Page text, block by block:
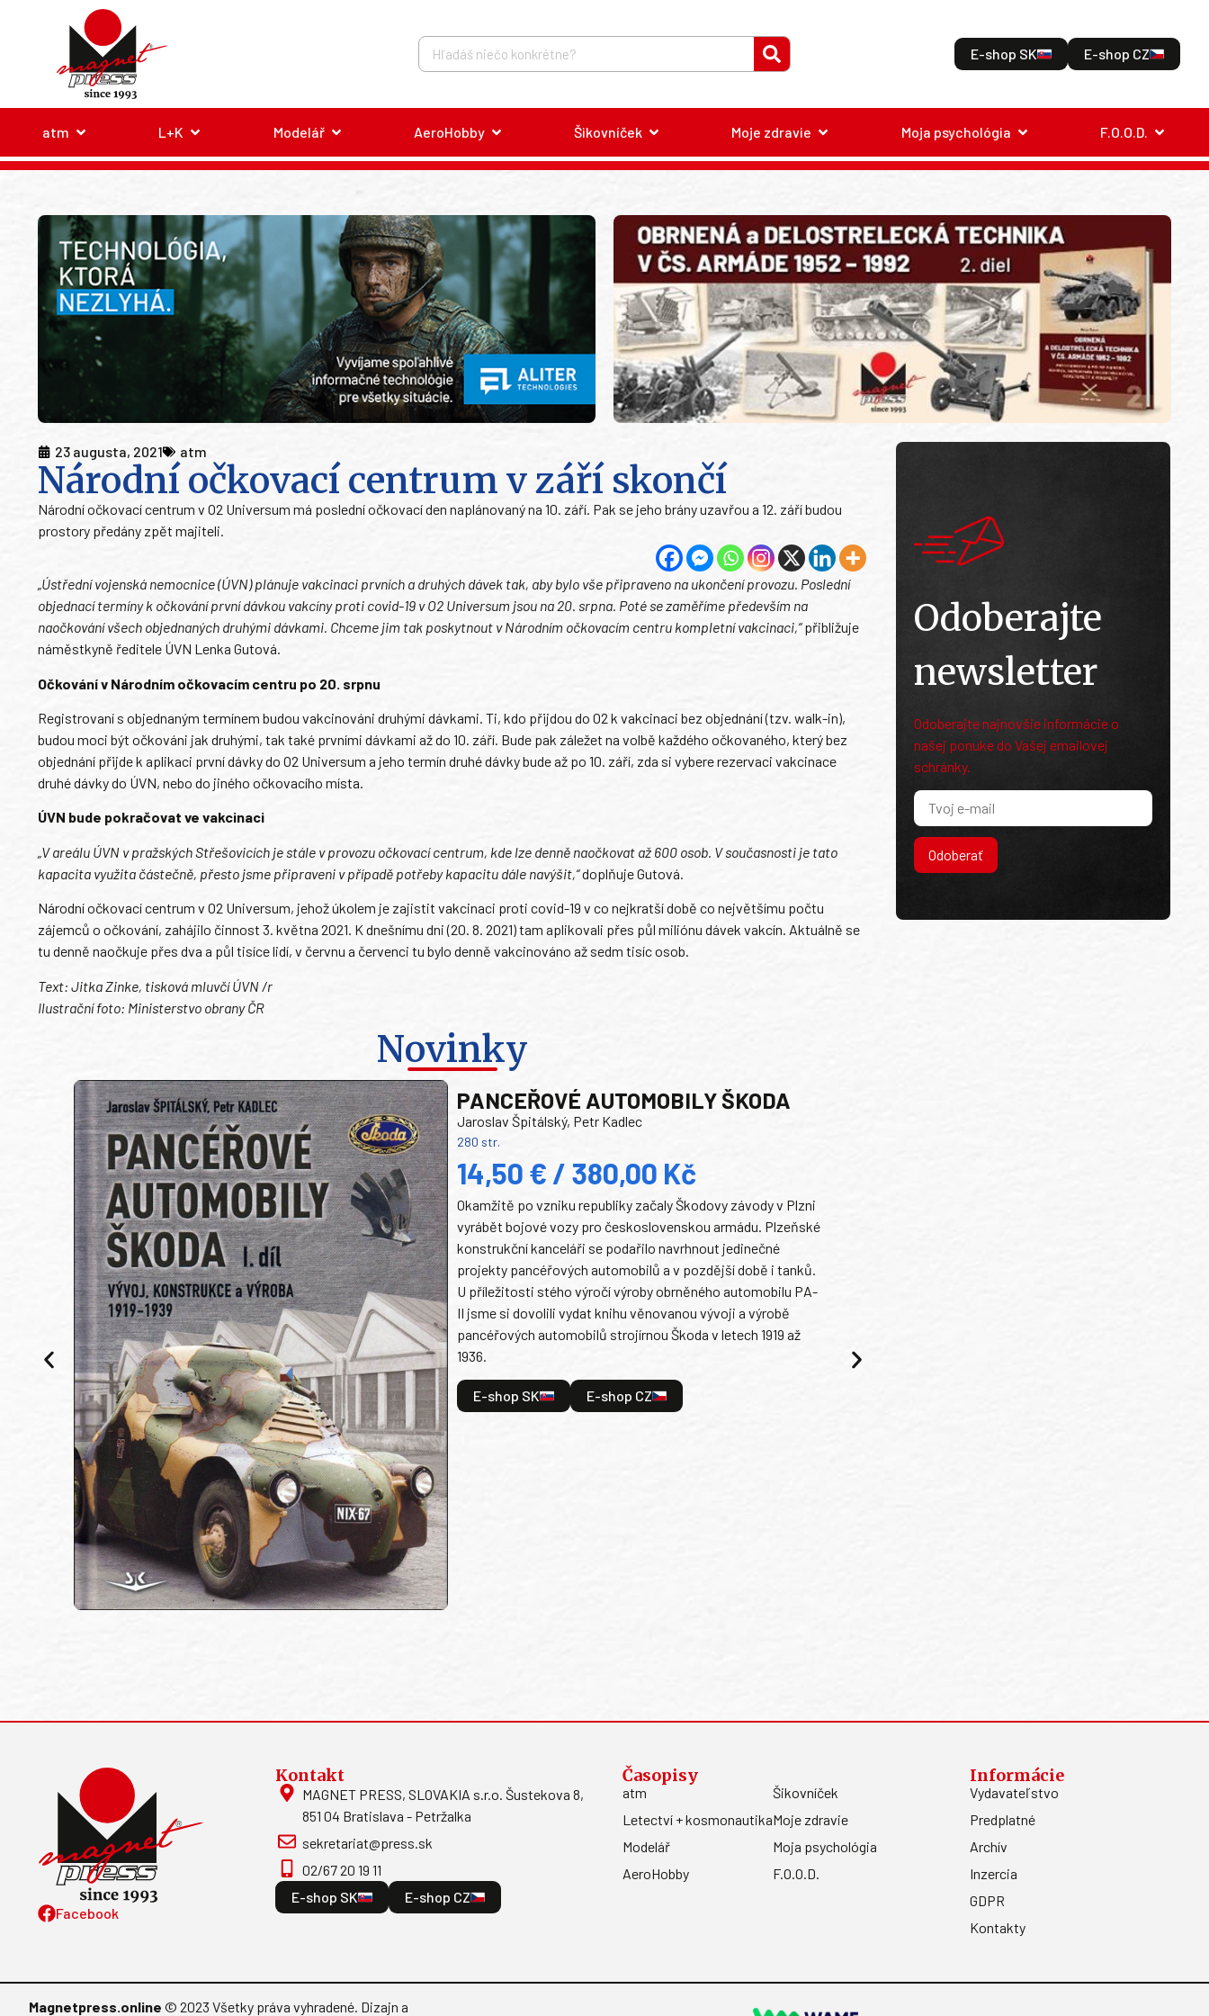
E-shop SK E-shop CZ
atm L+K Modelář AeroHobby Šikovníček Moje zdravie Moja psychológia F.O.O.D.
23 augusta, 2021 atm
Národní očkovací centrum v září skončí
Národní očkovací centrum v O2 Universum má poslední očkovací den naplánovaný na 10. září. Pak se jeho brány uzavřou a 12. září budou
prostory předány zpět majiteli.
„Ústřední vojenská nemocnice (ÚVN) plánuje vakcinaci prvních a druhých dávek tak, aby bylo vše připraveno na ukončení provozu. Poslední
objednací termíny k očkování první dávkou vakcíny proti covid-19 v O2 Universum jsou na 20. srpna. Poté se zaměříme především na
naočkování všech objednaných druhými dávkami. Chceme jim tak poskytnout v Národním očkovacím centru kompletní vakcinaci,“přibližuje
náměstkyně ředitele ÚVN Lenka Gutová.
Očkování v Národním očkovacím centru po 20. srpnu
Registrovaní s objednaným termínem budou vakcinováni druhými dávkami. Ti, kdo přijdou do O2 k vakcinaci bez objednání (tzv. walk-in),
budou moci být očkováni jak druhými, tak také prvními dávkami až do 10. září. Bude pak záležet na volbě každého očkovaného, který bez
objednání přijde k aplikaci první dávky do O2 Universum a jeho termín druhé dávky bude až po 10. září, zda si vybere rezervaci vakcinace
druhé dávky do ÚVN, nebo do jiného očkovacího místa.
ÚVN bude pokračovat ve vakcinaci
„V areálu ÚVN v pražských Střešovicích je stále v provozu očkovací centrum, kde lze denně naočkovat až 600 osob. V současnosti je tato
kapacita využita částečně, přesto jsme připraveni v případě potřeby kapacitu dále navýšit,“doplňuje Gutová.
Národní očkovací centrum v O2 Universum, jehož úkolem je zajistit vakcinaci proti covid-19 v co nejkratší době co největšímu počtu
zájemců o očkování, zahájilo činnost 3. května 2021. K dnešnímu dni (20. 8. 2021) tam aplikovali přes půl miliónu dávek vakcín. Aktuálně se
tu denně naočkuje přes dva a půl tisíce lidí, v červnu a červenci tu bylo denně vakcinováno až sedm tisíc osob.
Text: Jitka Zinke, tisková mluvčí ÚVN /r
Ilustrační foto: Ministerstvo obrany ČR
Novinky
PANCEŘOVÉ AUTOMOBILY ŠKODA
Jaroslav Špitálský, Petr Kadlec
280 str.
14,50 € / 380,00 Kč
Okamžitě po vzniku republiky začaly Škodovy závody v Plzni
vyrábět bojové vozy pro československou armádu. Plzeňské
konstrukční kanceláři se podařilo navrhnout jedinečné
projekty pancéřových automobilů a v pozdější době i tanků.
U příležitosti stého výročí výroby obrněného automobilu PA-
II jsme si dovolili vydat knihu věnovanou vývoji a výrobě
pancéřových automobilů strojírnou Škoda v letech 1919 až
1936.
E-shop SK E-shop CZ
Odoberajte
newsletter
Odoberajte najnovšie informácie o
našej ponuke do Vašej emailovej
schránky.
Odoberať
Facebook
Kontakt
MAGNET PRESS, SLOVAKIA s.r.o. Šustekova 8,
851 04 Bratislava - Petržalka
sekretariat@press.sk
02/67 20 19 11
E-shop SK
E-shop CZ
Časopisy
atm
Letectví + kosmonautika
Modelář
AeroHobby
Šikovníček
Moje zdravie
Moja psychológia
F.O.O.D.
Informácie
Vydavateľstvo
Predplatné
Archív
Inzercia
GDPR
Kontakty
Magnetpress.online © 2023 Všetky práva vyhradené. Dizajn a